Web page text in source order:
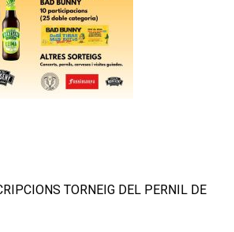
TORNEIG DEL PERNIL DE